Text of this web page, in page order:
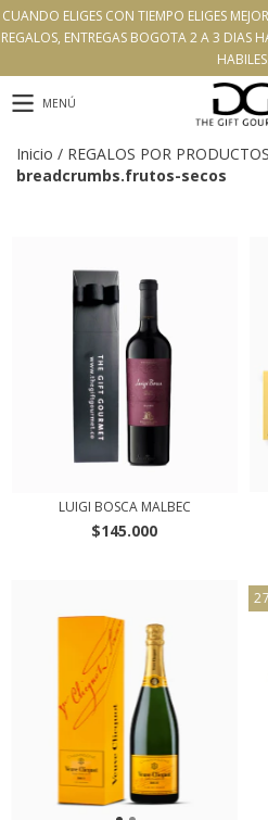
CUANDO ELIGES CON TIEMPO ELIGES
REGALOS, ENTREGAS BOGOTA 2 A 3 DIAS
HABILES.
MENÚ
Inicio / REGALOS POR PRODUCTOS
breadcrumbs.frutos-secos
LUIGI BOSCA MALBEC
$145.000
27